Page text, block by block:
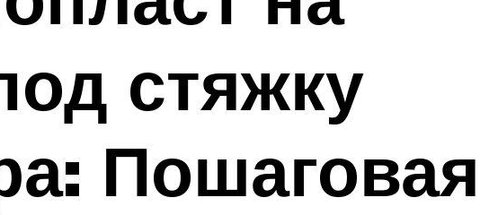
стяжку
Пошаговая